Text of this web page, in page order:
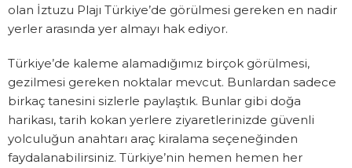
olan İztuzu Plajı Türkiye’de görülmesi gereken en nadir
yerler arasında yer almayı hak ediyor.
Türkiye’de kaleme alamadığımız birçok görülmesi,
gezilmesi gereken noktalar mevcut. Bunlardan sadece
birkaç tanesini sizlerle paylaştık. Bunlar gibi doğa
harikası, tarih kokan yerlere ziyaretlerinizde güvenli
yolculuğun anahtarı araç kiralama seçeneğinden
faydalanabilirsiniz. Türkiye’nin hemen hemen her